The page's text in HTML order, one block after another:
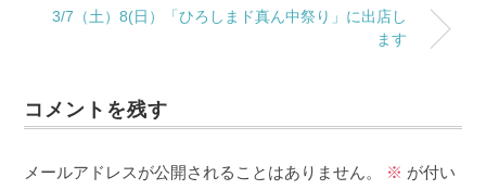
3/7（土）8(日）「ひろしまド真ん中祭り」に出店し
ます
コメントを残す
メールアドレスが公開されることはありません。 ※ が付い